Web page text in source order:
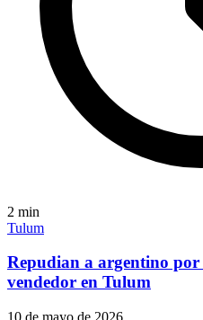
2 min
Tulum
Repudian a argentino
vendedor en Tulum